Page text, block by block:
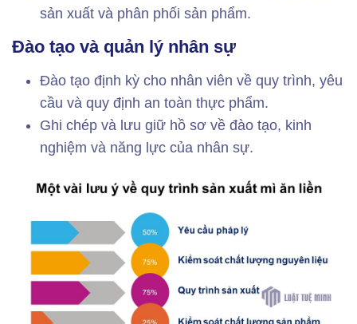
sản xuất và phân phối sản phẩm.
Đào tạo và quản lý nhân sự
Đào tạo định kỳ cho nhân viên về quy trình, yêu
cầu và quy định an toàn thực phẩm.
Ghi chép và lưu giữ hồ sơ về đào tạo, kinh
nghiệm và năng lực của nhân sự.